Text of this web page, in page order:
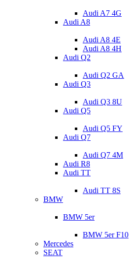
Audi A7 4G
Audi A8
Audi A8 4E
Audi A8 4H
Audi Q2
Audi Q2 GA
Audi Q3
Audi Q3 8U
Audi Q5
Audi Q5 FY
Audi Q7
Audi Q7 4M
Audi R8
Audi TT
Audi TT 8S
BMW
BMW 5er
BMW 5er F10
Mercedes
SEAT